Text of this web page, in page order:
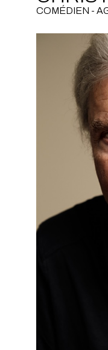
COMÉDIEN -